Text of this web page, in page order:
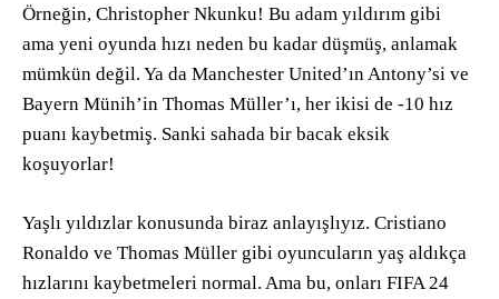
Örneğin, Christopher Nkunku! Bu adam yıldırım gibi
ama yeni oyunda hızı neden bu kadar düşmüş, anlamak
mümkün değil. Ya da Manchester United’ın Antony’si ve
Bayern Münih’in Thomas Müller’ı, her ikisi de -10 hız
puanı kaybetmiş. Sanki sahada bir bacak eksik
koşuyorlar!
Yaşlı yıldızlar konusunda biraz anlayışlıyız. Cristiano
Ronaldo ve Thomas Müller gibi oyuncuların yaş aldıkça
hızlarını kaybetmeleri normal. Ama bu, onları FIFA 24